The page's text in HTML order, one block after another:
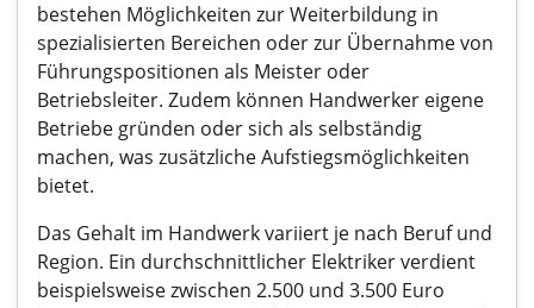
bestehen Möglichkeiten zur Weiterbildung in
spezialisierten Bereichen oder zur Übernahme von
Führungspositionen als Meister oder
Betriebsleiter. Zudem können Handwerker eigene
Betriebe gründen oder sich als selbständig
machen, was zusätzliche Aufstiegsmöglichkeiten
bietet.
Das Gehalt im Handwerk variiert je nach Beruf und
Region. Ein durchschnittlicher Elektriker verdient
beispielsweise zwischen 2.500 und 3.500 Euro